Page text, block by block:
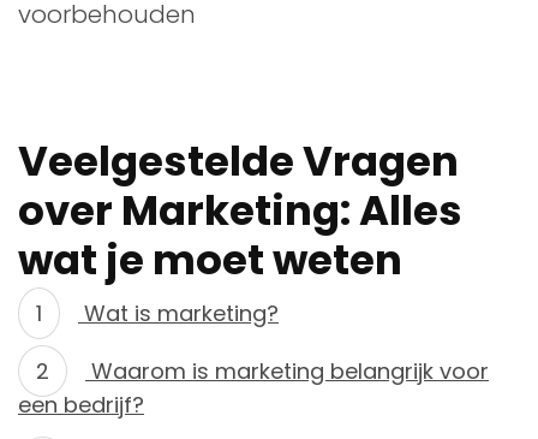
voorbehouden
Veelgestelde Vragen
over Marketing: Alles
wat je moet weten
Wat is marketing?
Waarom is marketing belangrijk voor
een bedrijf?